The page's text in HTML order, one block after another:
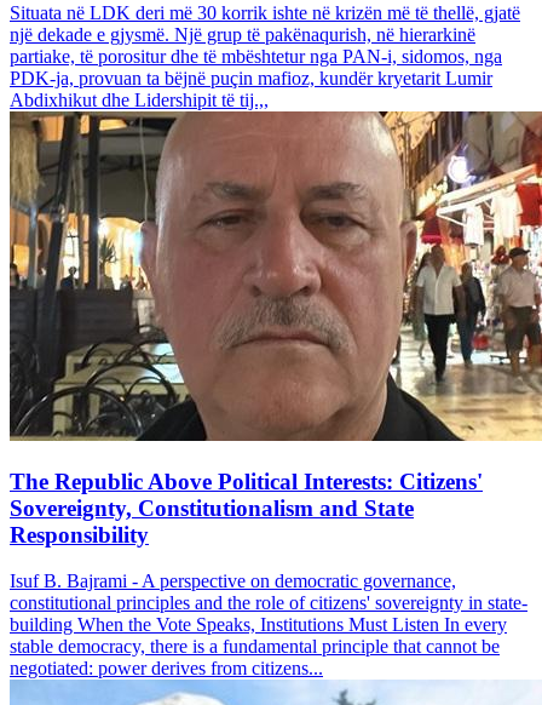
Situata në LDK deri më 30 korrik ishte në krizën më të thellë, gjatë
një dekade e gjysmë. Një grup të pakënaqurish, në hierarkinë
partiake, të porositur dhe të mbështetur nga PAN-i, sidomos, nga
PDK-ja, provuan ta bëjnë puçin mafioz, kundër kryetarit Lumir
Abdixhikut dhe Lidershipit të tij.,,
The Republic Above Political Interests: Citizens'
Sovereignty, Constitutionalism and State
Responsibility
Isuf B. Bajrami - A perspective on democratic governance,
constitutional principles and the role of citizens' sovereignty in state-
building When the Vote Speaks, Institutions Must Listen In every
stable democracy, there is a fundamental principle that cannot be
negotiated: power derives from citizens...